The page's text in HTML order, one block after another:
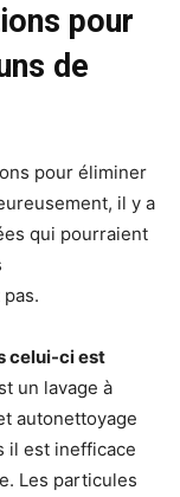
pour
de
pour éliminer
il y a
qui pourraient
celui-ci est
un lavage à
autonettoyage
il est inefficace
Les particules